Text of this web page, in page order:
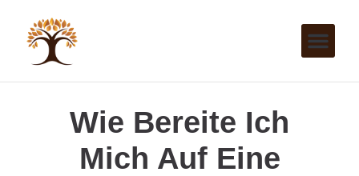
Wie Bereite Ich
Mich Auf Eine